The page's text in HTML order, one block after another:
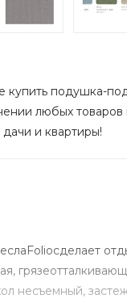
подушка-
любых
и квартиры!
несъемный,